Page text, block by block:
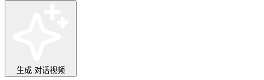
生成 对话视频